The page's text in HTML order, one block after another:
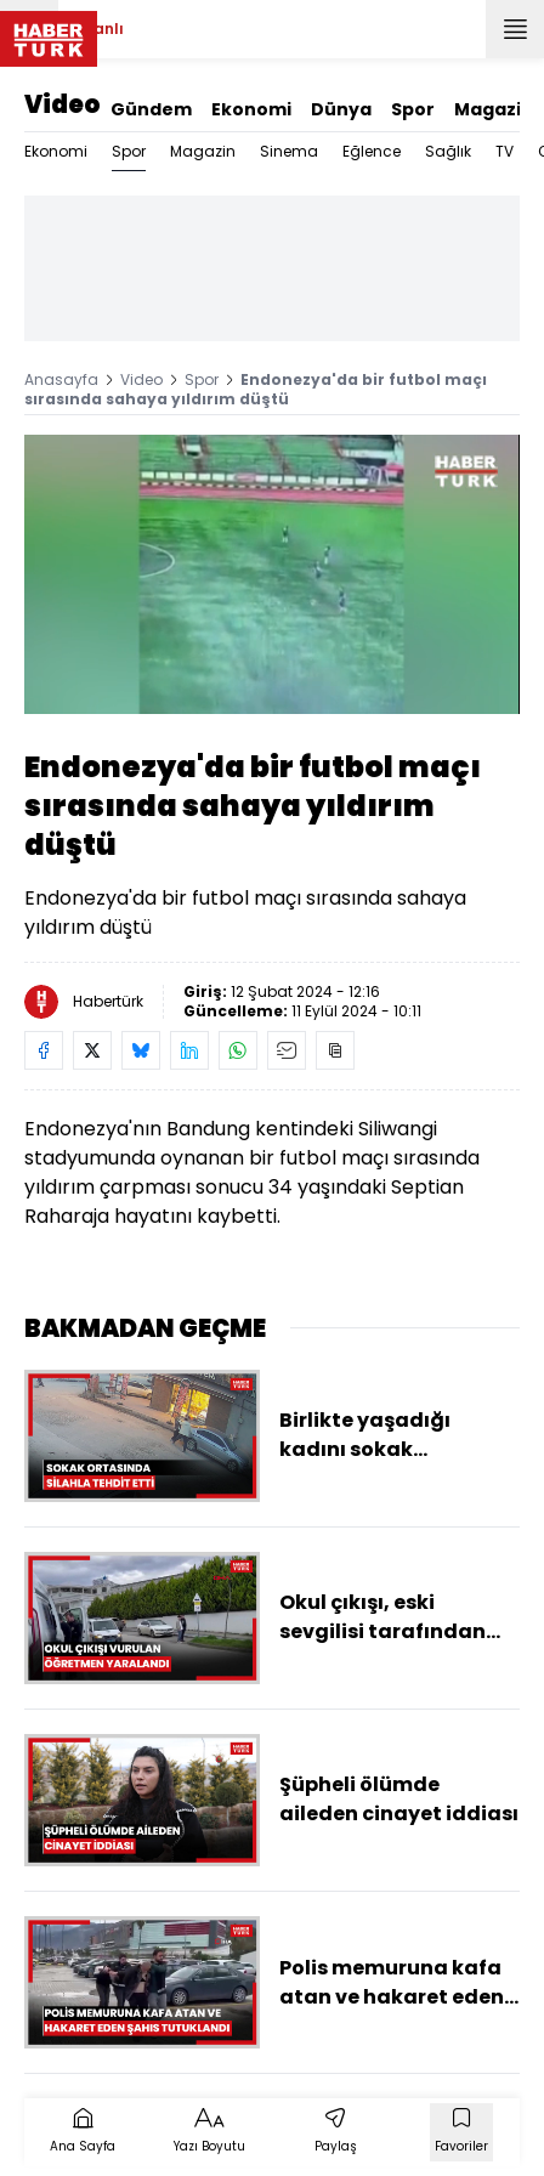
Canlı
Video Gündem Ekonomi Dünya Spor Magazin
Ekonomi Spor Magazin Sinema Eğlence Sağlık TV
Anasayfa Video Spor
Endonezya'da bir futbol maçı
sırasında sahaya yıldırım düştü
Aç
Yüklendi
Oynatma
Hızı
Endonezya'da bir futbol maçı
sırasında sahaya yıldırım
düştü
Endonezya'da bir futbol maçı sırasında sahaya
yıldırım düştü
Habertürk Giriş: 12 Şubat 2024 - 12:16
Güncelleme: 11 Eylül 2024 - 10:11
Endonezya'nın Bandung kentindeki Siliwangi
stadyumunda oynanan bir futbol maçı sırasında
yıldırım çarpması sonucu 34 yaşındaki Septian
Raharaja hayatını kaybetti.
BAKMADAN GEÇME
Birlikte yaşadığı
kadını sokak
Okul çıkışı, eski
sevgilisi tarafından
Şüpheli ölümde
aileden cinayet iddiası
Polis memuruna kafa
atan ve hakaret eden
Ana Sayfa Yazı Boyutu Paylaş Favoriler